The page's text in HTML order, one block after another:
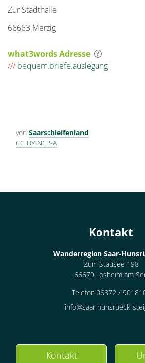
Zur Stadthalle
66663 Merzig
what3words Adresse
/// bequem.briefe.auslegung
von Saarschleifenland
CC BY-NC-SA
Kontakt
Wanderregion Saar-
Zum Stausee 198
66679 Losheim am
Telefon 06872 /
info@saar-hunsrueck-
Kontakt